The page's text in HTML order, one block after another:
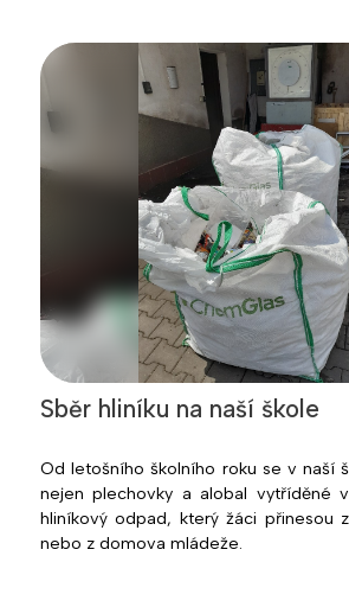
Sběr hliníku na naší škole
Od letošního školního roku se v naší
nejen plechovky a alobal vytříděné
hliníkový odpad, který žáci přinesou
nebo z domova mládeže.